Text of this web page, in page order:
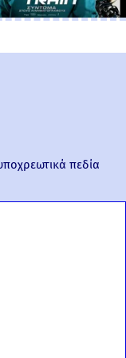
πεδία